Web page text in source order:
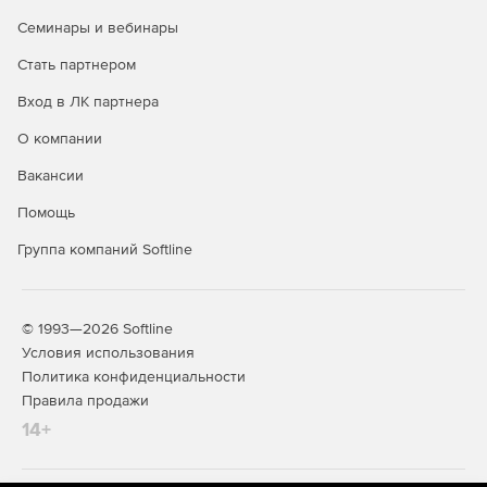
сканер поддерживает белые списки и тем самым
реестра, служб и устройств хранения данных.
Процесс сканирования практически не влияет на
режиме автоматически определяется, когда ноутбук
управлять критическими исправлениями eScan
Семинары и вебинары
Стать партнером
Вход в ЛК партнера
О компании
Вакансии
Помощь
Группа компаний Softline
© 1993—2026 Softline
Условия использования
Политика конфиденциальности
Правила продажи
14+